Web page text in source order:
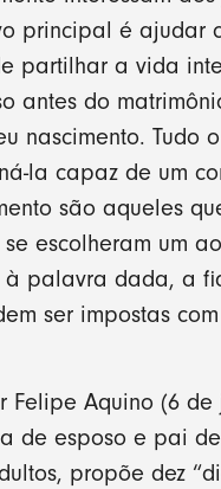
principal é ajudar
partilhar a vida
antes do
nascimento. Tudo
la capaz de um
são aqueles
escolheram um
à palavra dada, a
ser impostas
Felipe Aquino (6 de
de esposo e pai
propõe dez